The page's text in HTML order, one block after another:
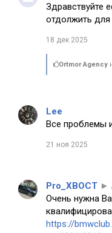
Здравствуйте
отдолжить для
18 дек 2025
Ortmor Agency
Lee
Все проблемы
21 ноя 2025
Pro_XBOCT ►
Очень нужна
https://